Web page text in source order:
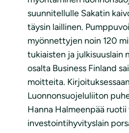
suunnitellulle Sakatin
täysin laillinen.
myönnettyjen noin 120
tukiaisten ja julkisuuslain
osalta Business Finland
moitteita. Kirjoituksessaan
Luonnonsuojeluliiton
Hanna Halmeenpää
investointihyvityslain